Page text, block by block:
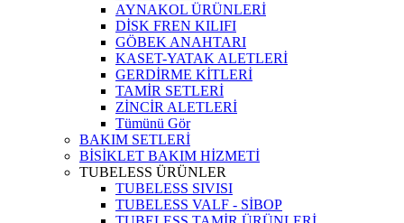
AYNAKOL ÜRÜNLERİ
DİSK FREN KILIFI
GÖBEK ANAHTARI
KASET-YATAK ALETLERİ
GERDİRME KİTLERİ
TAMİR SETLERİ
ZİNCİR ALETLERİ
Tümünü Gör
BAKIM SETLERİ
BİSİKLET BAKIM HİZMETİ
TUBELESS ÜRÜNLER
TUBELESS SIVISI
TUBELESS VALF - SİBOP